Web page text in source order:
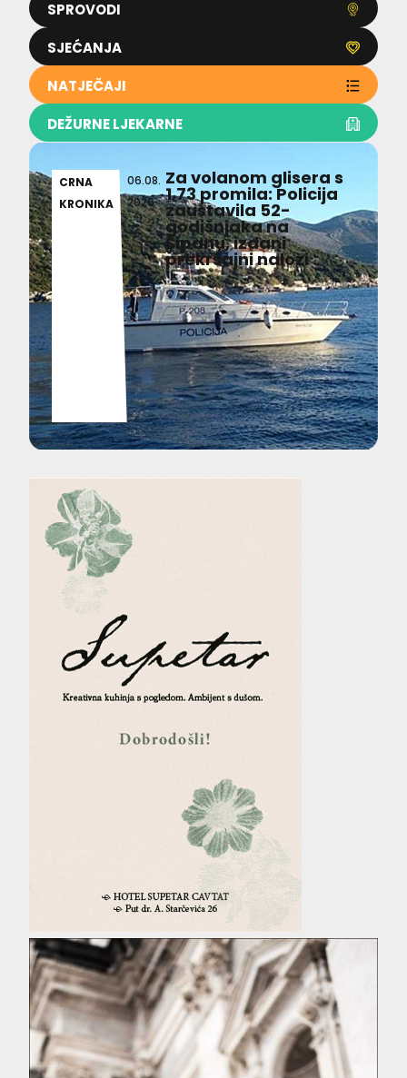
SPROVODI
SJEĆANJA
NATJEČAJI
DEŽURNE LJEKARNE
CRNA
KRONIKA
06.08.
2026
Za volanom glisera s
1,73 promila: Policija
zaustavila 52-
godišnjaka na
Šipanu, izdani
prekršajni nalozi